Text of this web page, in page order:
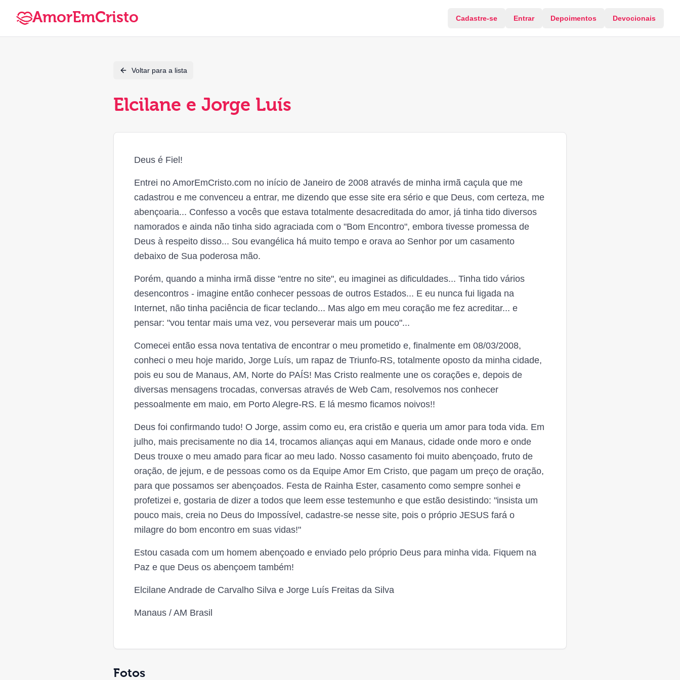
AmorEmCristo Cadastre-se Entrar Depoimentos Devocionais
Voltar para a lista
Elcilane e Jorge Luís
Deus é Fiel!
Entrei no AmorEmCristo.com no início de Janeiro de 2008 através de minha irmã caçula que me
cadastrou e me convenceu a entrar, me dizendo que esse site era sério e que Deus, com certeza, me
abençoaria... Confesso a vocês que estava totalmente desacreditada do amor, já tinha tido diversos
namorados e ainda não tinha sido agraciada com o "Bom Encontro", embora tivesse promessa de
Deus à respeito disso... Sou evangélica há muito tempo e orava ao Senhor por um casamento
debaixo de Sua poderosa mão.
Porém, quando a minha irmã disse "entre no site", eu imaginei as dificuldades... Tinha tido vários
desencontros - imagine então conhecer pessoas de outros Estados... E eu nunca fui ligada na
Internet, não tinha paciência de ficar teclando... Mas algo em meu coração me fez acreditar... e
pensar: "vou tentar mais uma vez, vou perseverar mais um pouco"...
Comecei então essa nova tentativa de encontrar o meu prometido e, finalmente em 08/03/2008,
conheci o meu hoje marido, Jorge Luís, um rapaz de Triunfo-RS, totalmente oposto da minha cidade,
pois eu sou de Manaus, AM, Norte do PAÍS! Mas Cristo realmente une os corações e, depois de
diversas mensagens trocadas, conversas através de Web Cam, resolvemos nos conhecer
pessoalmente em maio, em Porto Alegre-RS. E lá mesmo ficamos noivos!!
Deus foi confirmando tudo! O Jorge, assim como eu, era cristão e queria um amor para toda vida. Em
julho, mais precisamente no dia 14, trocamos alianças aqui em Manaus, cidade onde moro e onde
Deus trouxe o meu amado para ficar ao meu lado. Nosso casamento foi muito abençoado, fruto de
oração, de jejum, e de pessoas como os da Equipe Amor Em Cristo, que pagam um preço de oração,
para que possamos ser abençoados. Festa de Rainha Ester, casamento como sempre sonhei e
profetizei e, gostaria de dizer a todos que leem esse testemunho e que estão desistindo: "insista um
pouco mais, creia no Deus do Impossível, cadastre-se nesse site, pois o próprio JESUS fará o
milagre do bom encontro em suas vidas!"
Estou casada com um homem abençoado e enviado pelo próprio Deus para minha vida. Fiquem na
Paz e que Deus os abençoem também!
Elcilane Andrade de Carvalho Silva e Jorge Luís Freitas da Silva
Manaus / AM Brasil
Fotos